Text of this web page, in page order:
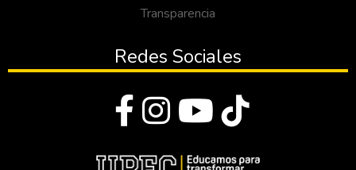
Transparencia
Redes Sociales